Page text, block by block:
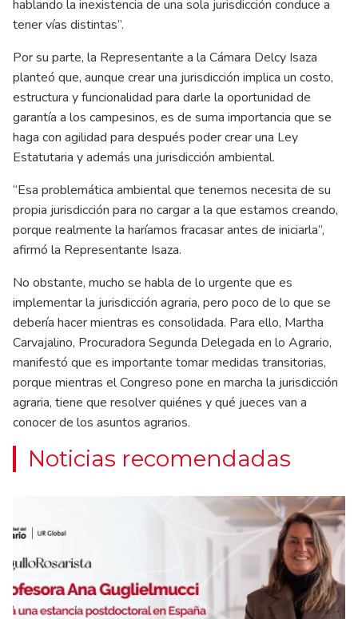
hablando la inexistencia de una sola jurisdicción conduce a
tener vías distintas”.
Por su parte, la Representante a la Cámara Delcy Isaza
planteó que, aunque crear una jurisdicción implica un costo,
estructura y funcionalidad para darle la oportunidad de
garantía a los campesinos, es de suma importancia que se
haga con agilidad para después poder crear una Ley
Estatutaria y además una jurisdicción ambiental.
“Esa problemática ambiental que tenemos necesita de su
propia jurisdicción para no cargar a la que estamos creando,
porque realmente la haríamos fracasar antes de iniciarla”,
afirmó la Representante Isaza.
No obstante, mucho se habla de lo urgente que es
implementar la jurisdicción agraria, pero poco de lo que se
debería hacer mientras es consolidada. Para ello, Martha
Carvajalino, Procuradora Segunda Delegada en lo Agrario,
manifestó que es importante tomar medidas transitorias,
porque mientras el Congreso pone en marcha la jurisdicción
agraria, tiene que resolver quiénes y qué jueces van a
conocer de los asuntos agrarios.
Noticias recomendadas